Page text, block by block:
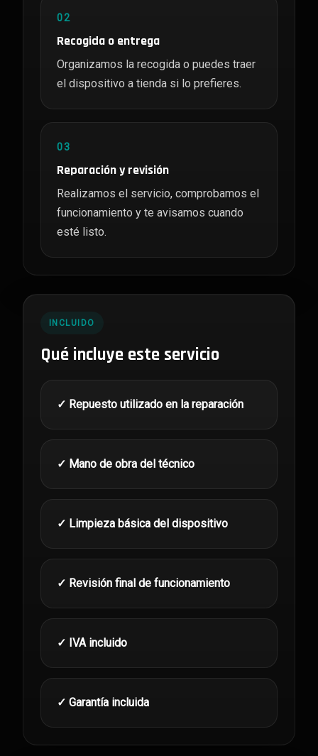
02
Recogida o entrega
Organizamos la recogida o puedes traer
el dispositivo a tienda si lo prefieres.
03
Reparación y revisión
Realizamos el servicio, comprobamos el
funcionamiento y te avisamos cuando
esté listo.
INCLUIDO
Qué incluye este servicio
✓ Repuesto utilizado en la reparación
✓ Mano de obra del técnico
✓ Limpieza básica del dispositivo
✓ Revisión final de funcionamiento
✓ IVA incluido
✓ Garantía incluida